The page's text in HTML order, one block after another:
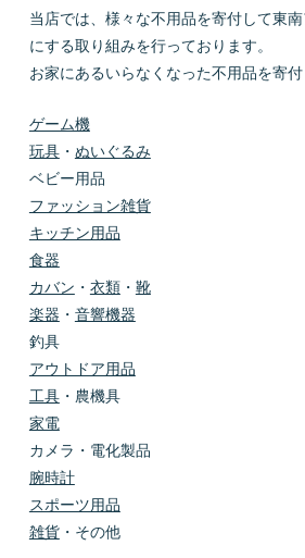
当店では、様々な不用品を寄付して東
にする取り組みを行っております。
お家にあるいらなくなった不用品を寄
ゲーム機
玩具・ ぬいぐるみ
ベビー用品
ファッション雑貨
キッチン用品
食器
カバン ・ 衣類・ 靴
楽器 ・ 音響機器
釣具
アウトドア用品
工具・農機具
家電
カメラ・電化製品
腕時計
スポーツ用品
雑貨・その他